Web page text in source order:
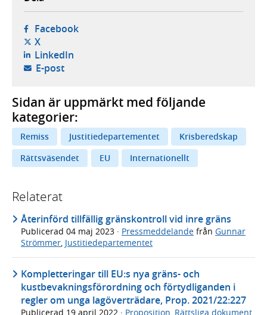
Facebook- öppnas i ny flik, extern webbplats,
X- öppnas i ny flik, extern webbplats,
LinkedIn- öppnas i ny flik, extern webbplats,
E-post- öppnar din e-postklient,
Sidan är uppmärkt med följande
kategorier:
Remiss Justitiedepartementet
Krisberedskap
Rättsväsendet
EU Internationellt
Relaterat
Återinförd tillfällig gränskontroll vid inre gräns
Publicerad 04 maj 2023 · Pressmeddelande från Gunnar
Strömmer, Justitiedepartementet
Kompletteringar till EU:s nya gräns- och
kustbevakningsförordning och förtydliganden i
regler om unga lagöverträdare, Prop. 2021/22:227
Publicerad 19 april 2022 · Proposition Rättsliga dokument